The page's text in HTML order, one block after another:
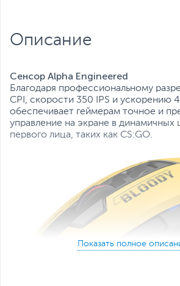
колесико-кнопку:
Особенности:
Все характеристики
Описание
Сенсор Alpha Engineered
Благодаря профессиональному
CPI, скорости 350 IPS и ускорению
обеспечивает геймерам точное и
управление на экране в динамичных
первого лица, таких как CS:GO.